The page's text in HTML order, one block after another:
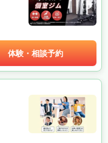
体験・相談予約